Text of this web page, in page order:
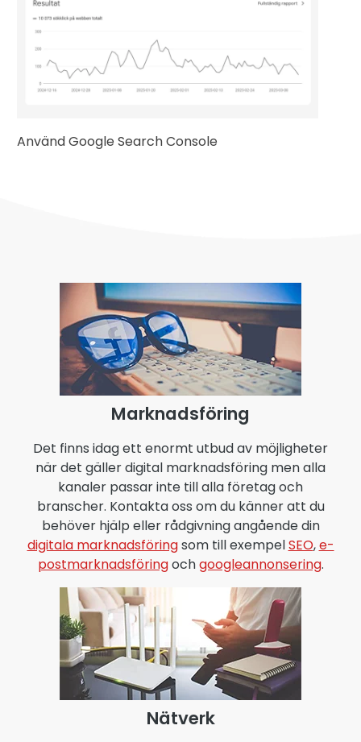
Använd Google Search Console
Marknadsföring
Det finns idag ett enormt utbud av möjligheter
när det gäller digital marknadsföring men alla
kanaler passar inte till alla företag och
branscher. Kontakta oss om du känner att du
behöver hjälp eller rådgivning angående din
digitala marknadsföringsom till exempelSEO,e-
postmarknadsföringochgoogleannonsering.
Nätverk